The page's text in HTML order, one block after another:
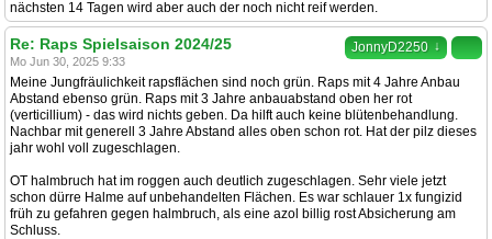
nächsten 14 Tagen wird aber auch der noch nicht reif werden.
JonnyD2250 ↓
Re: Raps Spielsaison 2024/25
Mo Jun 30, 2025 9:33
Meine Jungfräulichkeit rapsflächen sind noch grün. Raps mit 4 Jahre Anbau
Abstand ebenso grün. Raps mit 3 Jahre anbauabstand oben her rot
(verticillium) - das wird nichts geben. Da hilft auch keine blütenbehandlung.
Nachbar mit generell 3 Jahre Abstand alles oben schon rot. Hat der pilz dieses
jahr wohl voll zugeschlagen.
OT halmbruch hat im roggen auch deutlich zugeschlagen. Sehr viele jetzt
schon dürre Halme auf unbehandelten Flächen. Es war schlauer 1x fungizid
früh zu gefahren gegen halmbruch, als eine azol billig rost Absicherung am
Schluss.